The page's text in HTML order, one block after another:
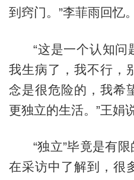
到窍门。”李菲雨回忆。
“这是一个认知问
我生病了，我不行，
念是很危险的，我希
更独立的生活。”王娟
“独立”毕竟是有
在采访中了解到，很